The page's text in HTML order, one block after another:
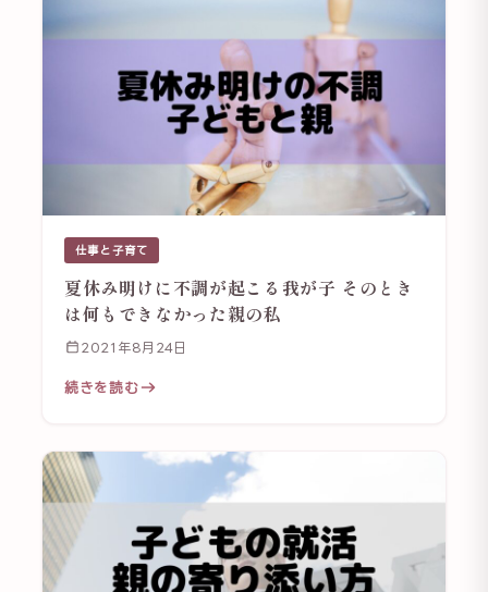
仕事と子育て
夏休み明けに不調が起こる我が子 そのとき
は何もできなかった親の私
2021年8月24日
続きを読む